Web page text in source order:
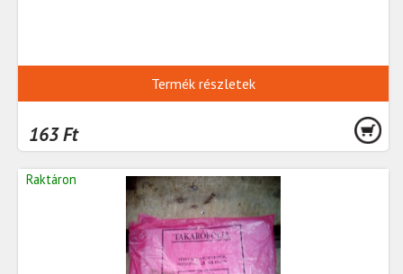
Termék részletek
163 Ft
Raktáron